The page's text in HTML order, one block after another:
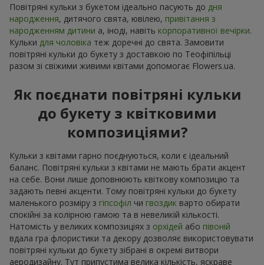
Повітряні кульки з букетом ідеально пасують до дня
народження, дитячого свята, ювілею, привітання з
народженням дитини а, іноді, навіть корпоративної вечірки.
Кульки для чоловіка теж доречні до свята. Замовити
повітряні кульки до букету з доставкою по Теофіпільці
разом зі свіжими живими квітами допомогає Flowers.ua.
Як поєднати повітряні кульки
до букету з квітковими
композиціями?
Кульки з квітами гарно поєднуються, коли є ідеальний
баланс. Повітряні кульки з квітами не мають брати акцент
на себе. Вони лише доповнюють квіткову композицію та
задають певні акценти. Тому повітряні кульки до букету
маленького розміру з гіпсофіл чи гвоздик варто обирати
спокійні за колірною гамою та в невеликій кількості.
Натомість у великих композиціях з орхідей або півоній
вдала гра флористики та декору дозволяє використовувати
повітряні кульки до букету зібрані в окремі витвори
аеродизайну. Тут припустима велика кількість, яскраве